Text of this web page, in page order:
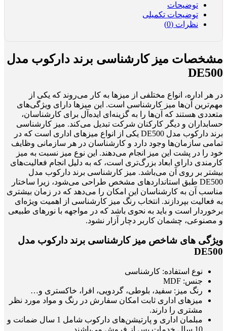
توضیحات
توضیحات تکمیلی
نظرات (0)
مشخصات میز کارشناسی برند دارکوب مدل
DE500
در هر اداره، انواع مختلفی از میزها به کار می‌روند که یکی از
مهم‌ترین آن‌ها میز کارشناسی است. این میزها دارای ویژگی‌های
متعددی هستند که آن‌ها را به گزینه‌ای ایده‌آل برای کارشناسان،
حسابداران و دیگر کارکنان شرکت تبدیل می‌کند. میز کارشناسی
برند دارکوب مدل DE500 یکی از انواع میزهای اداری است که در
تمامی سازمان‌ها وجود دارد و کارشناسان در هر سازمانی وظایف
خود را در پشت این میز انجام می‌دهند. این نوع میز نسبت به میز
کارمندی دارای ابعاد بزرگ‌تری است، که به دلیل انجام فعالیت‌های
بیشتر بر روی آن می‌باشد. میز کارشناسی برند دارکوب مدل
DE500 طبق استانداردهای مشخص طراحی می‌شود، زیرا ساختار
مناسب آن‌ به کارشناسان این امکان را می‌دهد که در زمان بیشتری
به فعالیت بپردازند. انتخاب رنگ میز کارشناسی از اهمیت ویژه‌ای
برخوردار است و باید به نحوی باشد که در مواجهه با نورهای طبیعی
و مصنوعی، چشمان کاربر دچار آزار نشود.
ویژگی های شاخص میز کارشناسی برند دارکوب مدل
DE500
نوع استفاده: کارشناسی
جنس: MDF
رنگ میز: سفید، بلوطی، گردویی، افرا، خاکستری و…
میزهای اداری ثابت امکان سفارش در رنگ و مواد مورد نظر
مشتری را دارند.
مبلمان اداری و پارتیشن‌های دارکوب شامل 1 سال ضمانت و